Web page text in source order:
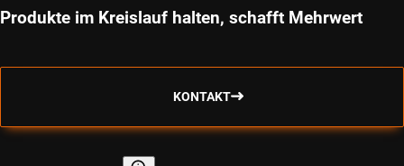
Produkte im Kreislauf halten, schafft Mehrwert
KONTAKT